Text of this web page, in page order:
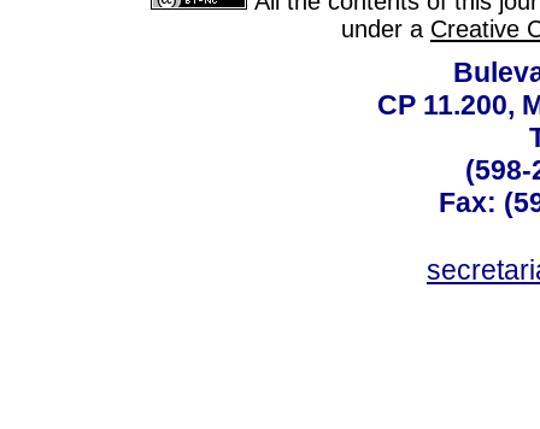
under a Creative
CP 11.200,
(598-
Fax: